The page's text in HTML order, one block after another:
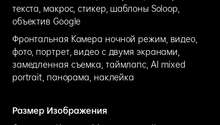
текста, макрос, стикер, шаблоны Soloop,
объектив Google
Фронтальная Камера ночной режим, видео,
фото, портрет, видео с двумя экранами,
замедленная съемка, таймлапс, AI mixed
portrait, панорама, наклейка
Размер Изображения